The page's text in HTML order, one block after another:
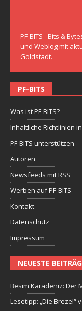
PF-BITS - Bits &
und Weblog mit
Goldstadt.
PF-BITS
Was ist PF-BITS?
Inhaltliche Richtlinien in
PF-BITS unterstützen
Autoren
Newsfeeds mit RSS
Werben auf PF-BITS
Kontakt
Datenschutz
Impressum
NEUESTE
Besim Karadeniz: Der
Lesetipp: „Die Brezel“